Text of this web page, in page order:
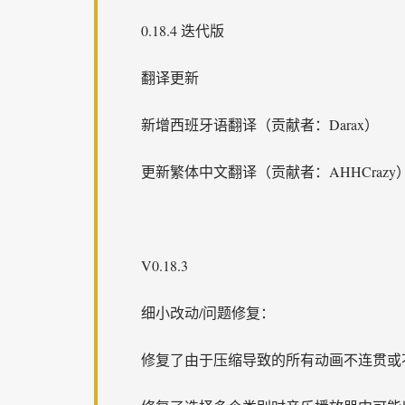
0.18.4 迭代版
翻译更新
新增西班牙语翻译（贡献者：Darax）
更新繁体中文翻译（贡献者：AHHCrazy）
V0.18.3
细小改动/问题修复：
修复了由于压缩导致的所有动画不连贯